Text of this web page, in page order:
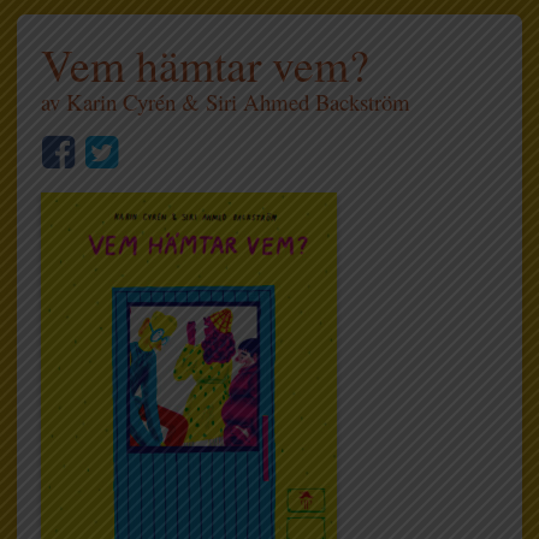
Vem hämtar vem?
av Karin Cyrén & Siri Ahmed Backström